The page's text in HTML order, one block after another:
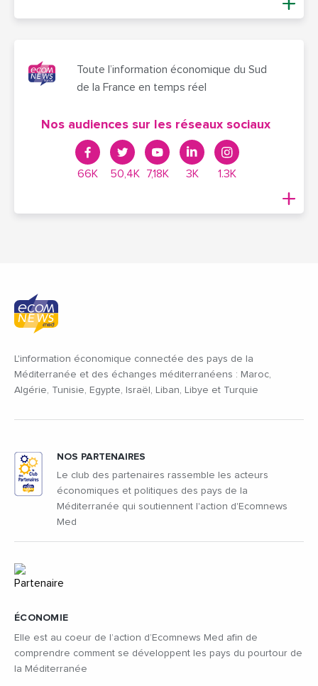
Toute l’information économique du Sud
de la France en temps réel
Nos audiences sur les réseaux sociaux
66K 50,4K 7,18K 3K 1.3K
L'information économique connectée des pays de la
Méditerranée et des échanges méditerranéens : Maroc,
Algérie, Tunisie, Egypte, Israël, Liban, Libye et Turquie
ÉCONOMIE
Elle est au coeur de l’action d’Ecomnews Med afin de
comprendre comment se développent les pays du pourtour de
la Méditerranée
NOS PARTENAIRES
Le club des partenaires rassemble les acteurs
économiques et politiques des pays de la
Méditerranée qui soutiennent l'action d'Ecomnews
Med